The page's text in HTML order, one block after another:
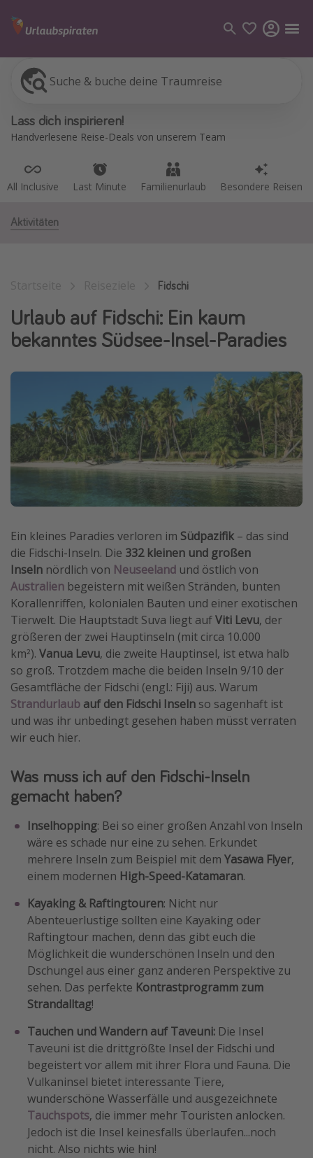
Suche & buche deine Traumreise
Lass dich inspirieren!
Handverlesene Reise-Deals von unserem Team
All Inclusive Last Minute Familienurlaub Besondere Reisen
All Inclusive
Flüge
Pauschalreisen
Gozo Urlaub
Normandie Urlaub
St. Lucia Urlaub
Kefalonia Urlaub
Krabi Urlaub
Tulum Urlaub
Sri Lanka Rundreise
Reisethemen
Alle Reisethemen
Wellnessurlaub
Disneyland Paris
Roadtrips
Wochenendtrip
Singlereisen
Strandurlaub
Gruppenreisen
Hotels in Hamburg
Hotels am Achensee
Weitere Themen
Reise Journal
Familienurlaub in der Türkei
Bahnreisen in der Schweiz
Reisepassfreie Reiseziele
Travel Know How
Silvesterreisen
Last Minute Urlaub Mallorca
Last Minute Urlaub Deutschland
Aktivitäten
Fidschi
Urlaub auf Fidschi: Ein kaum
bekanntes Südsee-Insel-Paradies
Ein kleines Paradies verloren im Südpazifik – das sind
die Fidschi-Inseln. Die 332 kleinen und großen
Inseln nördlich von Neuseeland und östlich von
Australien begeistern mit weißen Stränden, bunten
Korallenriffen, kolonialen Bauten und einer exotischen
Tierwelt. Die Hauptstadt Suva liegt aufViti Levu, der
größeren der zwei Hauptinseln (mit circa 10.000
km²). Vanua Levu, die zweite Hauptinsel, ist etwa halb
so groß. Trotzdem mache die beiden Inseln 9/10 der
Gesamtfläche der Fidschi (engl.: Fiji) aus. Warum
Strandurlaub auf den Fidschi Inseln so sagenhaft ist
und was ihr unbedingt gesehen haben müsst verraten
wir euch hier.
Was muss ich auf den Fidschi-Inseln
gemacht haben?
Inselhopping: Bei so einer großen Anzahl von Inseln
wäre es schade nur eine zu sehen. Erkundet
mehrere Inseln zum Beispiel mit dem Yasawa Flyer,
einem modernen High-Speed-Katamaran.
Kayaking & Raftingtouren: Nicht nur
Abenteuerlustige sollten eine Kayaking oder
Raftingtour machen, denn das gibt euch die
Möglichkeit die wunderschönen Inseln und den
Dschungel aus einer ganz anderen Perspektive zu
sehen. Das perfekte Kontrastprogramm zum
Strandalltag!
Tauchen und Wandern auf Taveuni: Die Insel
Taveuni ist die drittgrößte Insel der Fidschi und
begeistert vor allem mit ihrer Flora und Fauna. Die
Vulkaninsel bietet interessante Tiere,
wunderschöne Wasserfälle und ausgezeichnete
Tauchspots, die immer mehr Touristen anlocken.
Jedoch ist die Insel keinesfalls überlaufen...noch
nicht. Also nichts wie hin!